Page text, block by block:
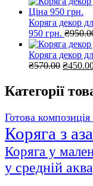
Коряга декор
950 грн. ₴
Коряга декор
₴570.00
₴570.00.
₴
Категорії
Готова композиція
Коряга з
Коряга у
у средній